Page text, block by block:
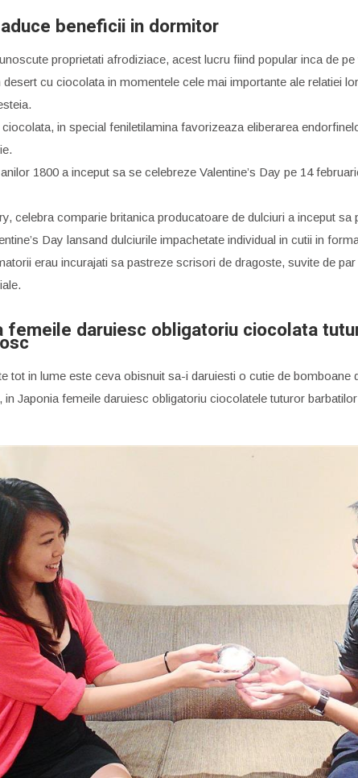
beneficii in dormitor
proprietati afrodiziace, acest lucru fiind popular inca de
desert cu ciocolata in momentele cele mai importante ale relatiei
in special feniletilamina favorizeaza eliberarea
1800 a inceput sa se celebreze Valentine’s Day pe 14
celebra comparie britanica producatoare de dulciuri a inceput sa
Day lansand dulciurile impachetate individual in cutii in
erau incurajati sa pastreze scrisori de dragoste, suvite de
femeile daruiesc obligatoriu ciocolata
tot in lume este ceva obisnuit sa-i daruiesti o cutie de bomboane
in Japonia femeile daruiesc obligatoriu ciocolatele tuturor